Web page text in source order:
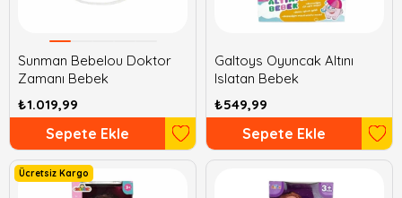
Sunman Bebelou Doktor
Zamanı Bebek
₺1.019,99
Sepete Ekle
Galtoys Oyuncak Altını
Islatan Bebek
₺549,99
Sepete Ekle
Ücretsiz Kargo